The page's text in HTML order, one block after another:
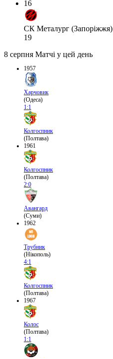
16
СК Металург (Запоріжжя)
19
8 серпня Матчі у цей день
1957
Харчовик
(Одеса)
1:1
Колгоспник
(Полтава)
1961
Колгоспник
(Полтава)
2:0
Авангард
(Суми)
1962
Трубник
(Нікополь)
4:1
Колгоспник
(Полтава)
1967
Колос
(Полтава)
1:1